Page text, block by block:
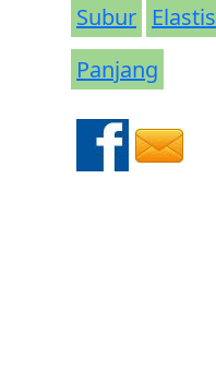
Subur Elastis
Panjang